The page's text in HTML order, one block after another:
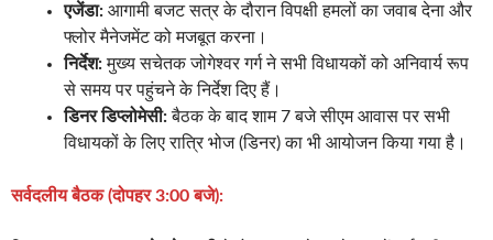
एजेंडा: आगामी बजट सत्र के दौरान विपक्षी हमलों का जवाब देना और
फ्लोर मैनेजमेंट को मजबूत करना।
निर्देश:मुख्य सचेतक जोगेश्वर गर्ग ने सभी विधायकों को अनिवार्य रूप
से समय पर पहुंचने के निर्देश दिए हैं।
डिनर डिप्लोमेसी:बैठक के बाद शाम 7 बजे सीएम आवास पर सभी
विधायकों के लिए रात्रि भोज (डिनर) का भी आयोजन किया गया है।
सर्वदलीय बैठक (दोपहर 3:00 बजे):